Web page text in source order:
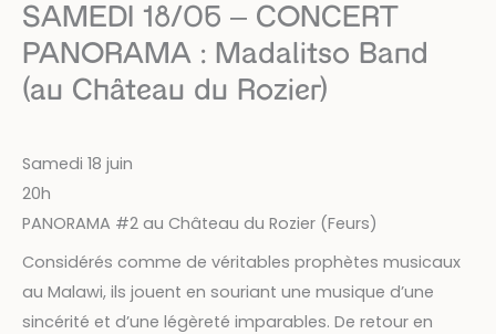
SAMEDI 18/06 – CONCERT
PANORAMA : Madalitso Band
(au Château du Rozier)
Samedi 18 juin
20h
PANORAMA #2 au Château du Rozier (Feurs)
Considérés comme de véritables prophètes musicaux
au Malawi, ils jouent en souriant une musique d’une
sincérité et d’une légèreté imparables. De retour en